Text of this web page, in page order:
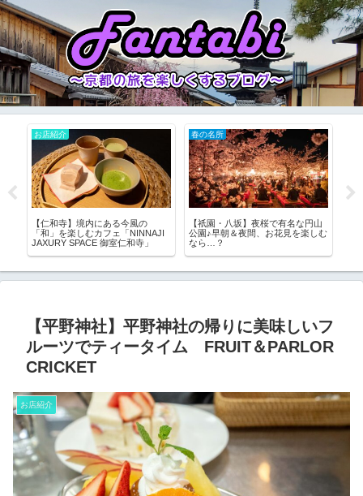
を楽しむ
お店紹介
【貴船・鞍馬】贅沢！貴船の床で
流しそうめん「ひろ文」
お店紹介
【四条】500円でおばんざいが食べ
放題！？限定40名の超お得朝食
「都野菜 賀茂 烏丸店」
【平野神社】平野神社の帰りに美味しいフ
ルーツでティータイム FRUIT＆PARLOR
CRICKET
お店紹介